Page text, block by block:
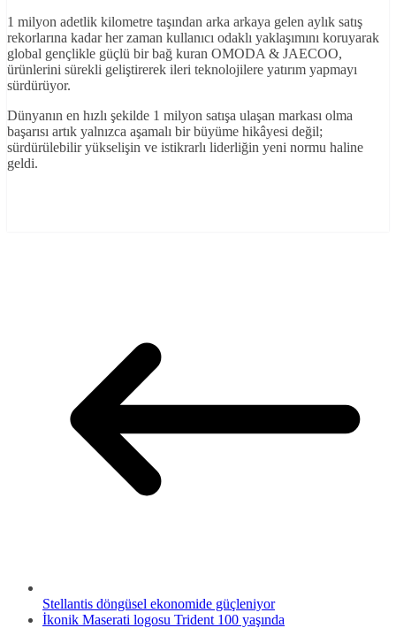
1 milyon adetlik kilometre taşından arka arkaya gelen aylık satış
rekorlarına kadar her zaman kullanıcı odaklı yaklaşımını koruyarak
global gençlikle güçlü bir bağ kuran OMODA & JAECOO,
ürünlerini sürekli geliştirerek ileri teknolojilere yatırım yapmayı
sürdürüyor.
Dünyanın en hızlı şekilde 1 milyon satışa ulaşan markası olma
başarısı artık yalnızca aşamalı bir büyüme hikâyesi değil;
sürdürülebilir yükselişin ve istikrarlı liderliğin yeni normu haline
geldi.
Stellantis döngüsel ekonomide güçleniyor
İkonik Maserati logosu Trident 100 yaşında